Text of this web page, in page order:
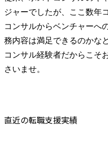
ジャーでしたが、ここ数年
コンサルからベンチャーへ
務内容は満足できるのかな
コンサル経験者だからこそ
さいませ。
直近の転職支援実績